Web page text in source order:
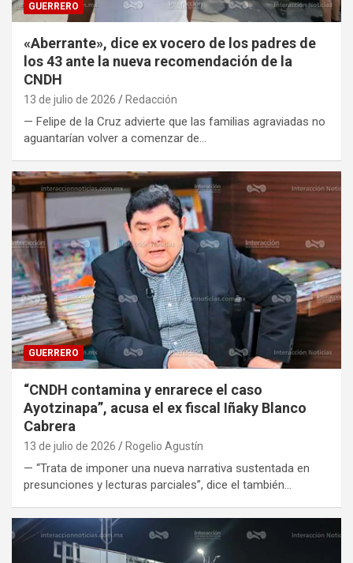
GUERRERO
«Aberrante», dice ex vocero de los padres de
los 43 ante la nueva recomendación de la
CNDH
13 de julio de 2026 Redacción
— Felipe de la Cruz advierte que las familias agraviadas no
aguantarían volver a comenzar de…
GUERRERO
“CNDH contamina y enrarece el caso
Ayotzinapa”, acusa el ex fiscal Iñaky Blanco
Cabrera
13 de julio de 2026 Rogelio Agustín
— “Trata de imponer una nueva narrativa sustentada en
presunciones y lecturas parciales”, dice el también…